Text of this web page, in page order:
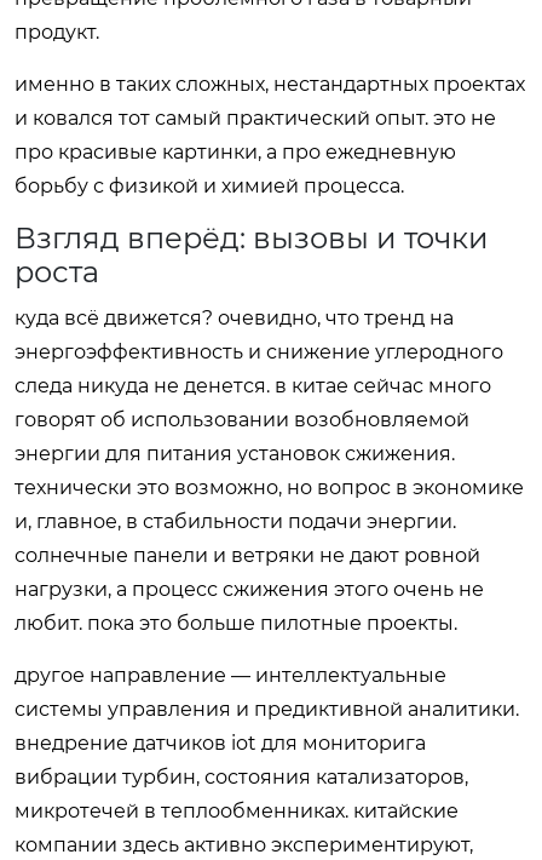
продукт.
именно в таких сложных, нестандартных проектах
и ковался тот самый практический опыт. это не
про красивые картинки, а про ежедневную
борьбу с физикой и химией процесса.
Взгляд вперёд: вызовы и точки
роста
куда всё движется? очевидно, что тренд на
энергоэффективность и снижение углеродного
следа никуда не денется. в китае сейчас много
говорят об использовании возобновляемой
энергии для питания установок сжижения.
технически это возможно, но вопрос в экономике
и, главное, в стабильности подачи энергии.
солнечные панели и ветряки не дают ровной
нагрузки, а процесс сжижения этого очень не
любит. пока это больше пилотные проекты.
другое направление — интеллектуальные
системы управления и предиктивной аналитики.
внедрение датчиков iot для мониторига
вибрации турбин, состояния катализаторов,
микротечей в теплообменниках. китайские
компании здесь активно экспериментируют,